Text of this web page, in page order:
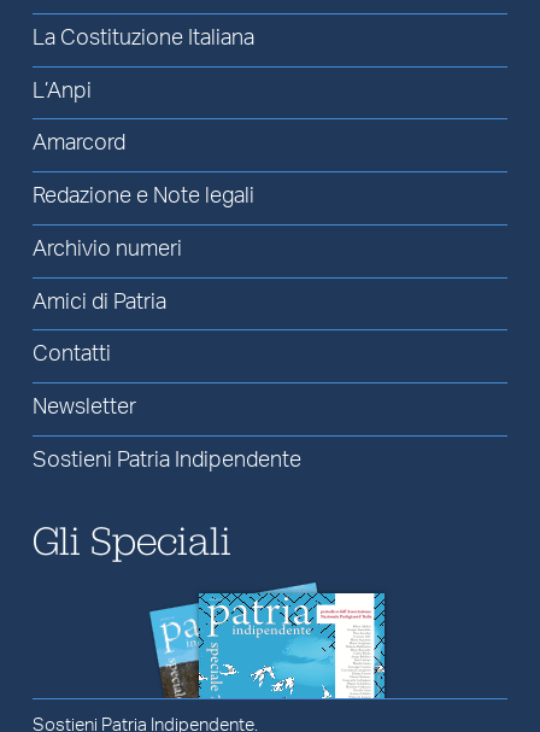
La Costituzione Italiana
L’Anpi
Amarcord
Redazione e Note legali
Archivio numeri
Amici di Patria
Contatti
Newsletter
Sostieni Patria Indipendente
Gli Speciali
Sostieni Patria Indipendente.